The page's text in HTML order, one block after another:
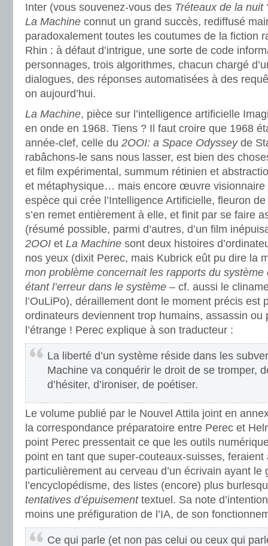
Inter (vous souvenez-vous des Tréteaux de la nuit
La Machine connut un grand succès, rediffusé
paradoxalement toutes les coutumes de la fiction
Rhin : à défaut d’intrigue, une sorte de code
personnages, trois algorithmes, chacun chargé
dialogues, des réponses automatisées à des
on aujourd’hui.
La Machine, pièce sur l’intelligence artificielle
en onde en 1968. Tiens ? Il faut croire que 1968
année-clef, celle du 2OOI: a Space Odysseyde
rabâchons-le sans nous lasser, est bien des
et film expérimental, summum rétinien et
et métaphysique… mais encore œuvre visionnaire
espèce qui crée l’Intelligence Artificielle, fleuron
s’en remet entièrement à elle, et finit par se faire
(résumé possible, parmi d’autres, d’un film
2OOI et La Machine sont deux histoires
nos yeux (dixit Perec, mais Kubrick eût pu dire la
mon problème concernait les rapports du système
étant l’erreur dans le système – cf. aussi le
l’OuLiPo), déraillement dont le moment précis est
ordinateurs deviennent trop humains, assassin ou
l’étrange ! Perec explique à son traducteur :
La liberté d’un système réside dans les
Machine va conquérir le droit de se tromper,
d’hésiter, d’ironiser, de poétiser.
Le volume publié par le Nouvel Attila joint en
la correspondance préparatoire entre Perec et
point Perec pressentait ce que les outils
point en tant que super-couteaux-suisses,
particulièrement au cerveau d’un écrivain ayant le
l’encyclopédisme, des listes (encore) plus
tentatives d’épuisementtextuel. Sa note
moins une préfiguration de l’IA, de son
Ce qui parle (et non pas celui ou ceux qui